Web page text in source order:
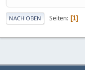
NACH OBEN Seiten 1